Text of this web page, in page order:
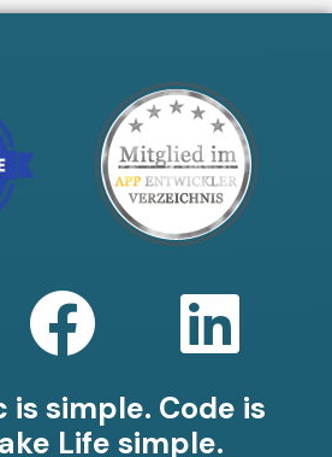
is simple. Code is
Life simple.